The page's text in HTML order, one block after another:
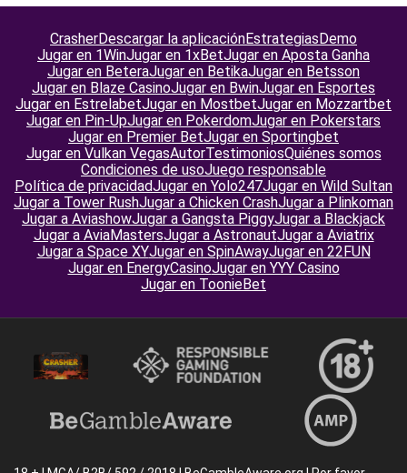
CrasherDescargar la aplicaciónEstrategiasDemo
Jugar en 1WinJugar en 1xBetJugar en Aposta Ganha
Jugar en BeteraJugar en BetikaJugar en Betsson
Jugar en Blaze CasinoJugar en BwinJugar en Esportes
Jugar en EstrelabetJugar en MostbetJugar en Mozzartbet
Jugar en Pin-UpJugar en PokerdomJugar en Pokerstars
Jugar en Premier BetJugar en Sportingbet
Jugar en Vulkan VegasAutorTestimoniosQuiénes somos
Condiciones de usoJuego responsable
Política de privacidadJugar en Yolo247Jugar en Wild Sultan
Jugar a Tower RushJugar a Chicken CrashJugar a Plinkoman
Jugar a AviashowJugar a Gangsta PiggyJugar a Blackjack
Jugar a AviaMastersJugar a AstronautJugar a Aviatrix
Jugar a Space XYJugar en SpinAwayJugar en 22FUN
Jugar en EnergyCasinoJugar en YYY Casino
Jugar en ToonieBet